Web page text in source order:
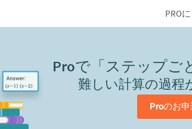
PRO
Proで「ステップご
難しい計算の過程
Proのお申